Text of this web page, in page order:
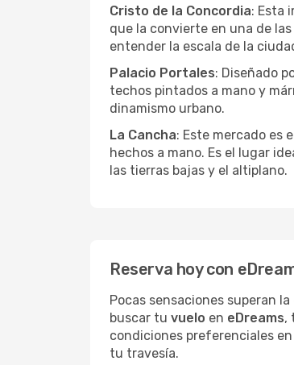
Cristo de la Concordia: Esta
que la convierte en una de
entender la escala de la
Palacio Portales: Diseñado
techos pintados a mano y
dinamismo urbano.
La Cancha: Este mercado es
hechos a mano. Es el lugar
las tierras bajas y el altiplano.
Reserva hoy con
Pocas sensaciones superan
buscar tu vuelo en eDreams,
condiciones preferenciales
tu travesía.